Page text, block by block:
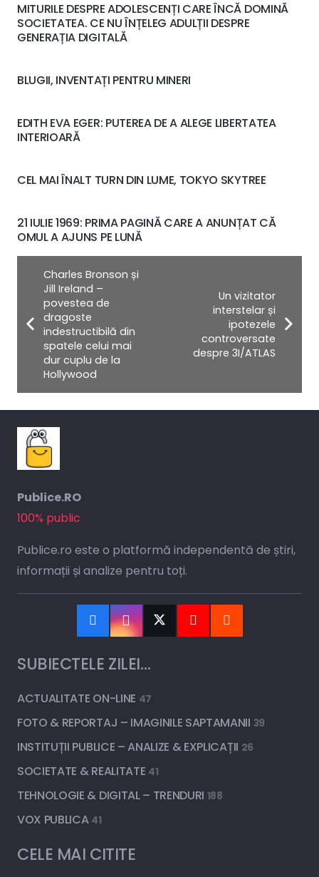
MITURILE DESPRE ADOLESCENȚI CARE ÎNCĂ DOMINĂ
SOCIETATEA. CE NU ÎNȚELEG ADULȚII DESPRE
GENERAȚIA DIGITALĂ
BLUGII, INVENTAȚI PENTRU MINERI
EDITH EVA EGER: PUTEREA DE A ALEGE LIBERTATEA
INTERIOARĂ
CEL MAI ÎNALT TURN DIN LUME, TOKYO SKYTREE
21 IULIE 1969: PRIMA PAGINĂ CARE A ANUNȚAT CĂ
OMUL A AJUNS PE LUNĂ
Charles Bronson și
Jill Ireland –
povestea de
dragoste
indestructibilă din
spatele celui mai
dur cuplu de la
Hollywood
Un vizitator
interstelar și
ipotezele
controversate
despre 3I/ATLAS
Publice.RO
100% public
Publice.ro este o platformă independentă de știri,
informații și analize pentru toți.
SUBIECTELE ZILEI…
ACTUALITATE ON-LINE 47
FOTO & REPORTAJ – IMAGINILE SAPTAMANII 39
INSTITUȚII PUBLICE – ANALIZE & EXPLICAȚII 26
SOCIETATE & REALITATE 41
TEHNOLOGIE & DIGITAL – TRENDURI 188
VOX PUBLICA 41
CELE MAI CITITE